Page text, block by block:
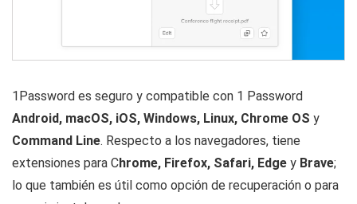
1Password es seguro y compatible con 1 Password
Android, macOS, iOS, Windows, Linux, Chrome OS y
Command Line. Respecto a los navegadores, tiene
extensiones para Chrome, Firefox, Safari, Edge y Brave;
lo que también es útil como opción de recuperación o para